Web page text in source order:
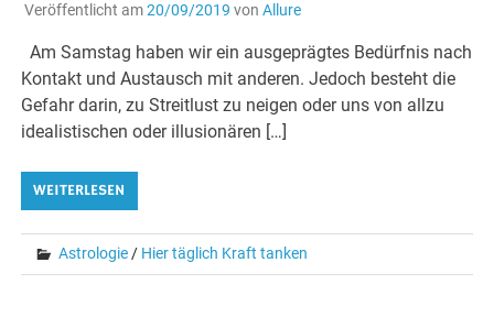
Veröffentlicht am20/09/2019 von Allure
Am Samstag haben wir ein ausgeprägtes Bedürfnis nach
Kontakt und Austausch mit anderen. Jedoch besteht die
Gefahr darin, zu Streitlust zu neigen oder uns von allzu
idealistischen oder illusionären […]
WEITERLESEN
Astrologie / Hier täglich Kraft tanken